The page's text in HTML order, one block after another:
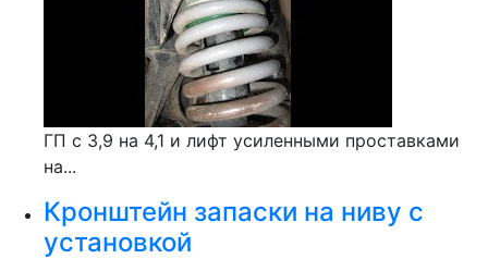
ГП с 3,9 на 4,1 и лифт усиленными проставками
на...
Кронштейн запаски на ниву с
установкой